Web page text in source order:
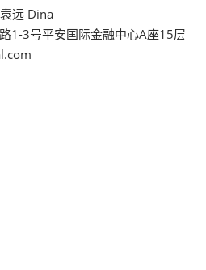
远 Dina
1-3号平安国际金融中心A座15层